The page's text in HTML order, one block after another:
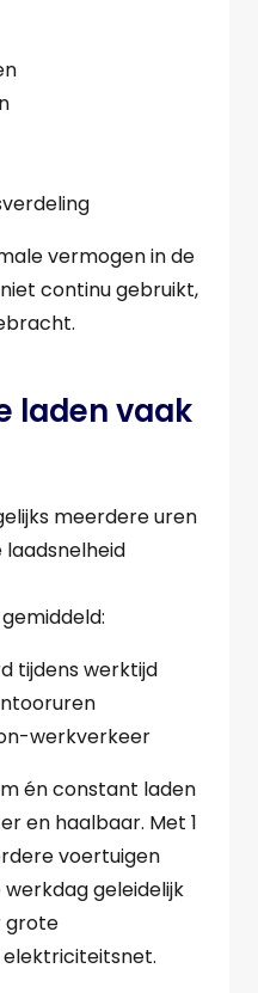
vermogen in de
continu gebruikt,
laden vaak
meerdere uren
laadsnelheid
tijdens werktijd
werkverkeer
én constant laden
en haalbaar. Met 1
voertuigen
geleidelijk
grote